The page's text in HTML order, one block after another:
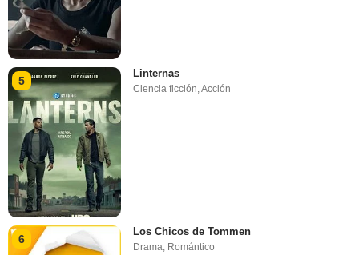
5
Linternas
Ciencia ficción,Acción
6
Los Chicos de Tommen
Drama, Romántico